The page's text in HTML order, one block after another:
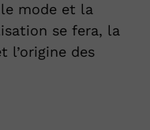
le mode et la
se fera, la
l’origine des